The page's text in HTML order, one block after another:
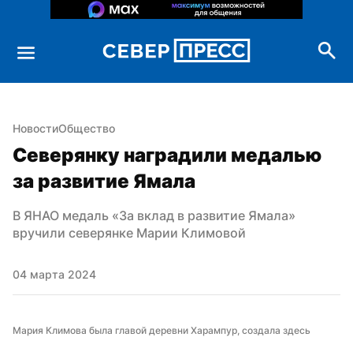
НовостиОбщество
Северянку наградили медалью
за развитие Ямала
В ЯНАО медаль «За вклад в развитие Ямала»
вручили северянке Марии Климовой
04 марта 2024
Мария Климова была главой деревни Харампур, создала здесь